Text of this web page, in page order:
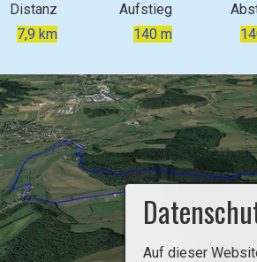
Distanz Aufstieg
7,9 km
140 m
Auf dieser